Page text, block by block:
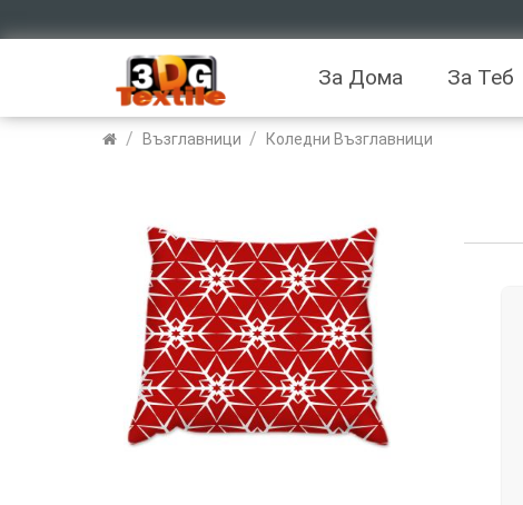
За Дома За Теб
/ Възглавници / Коледни Възглавници